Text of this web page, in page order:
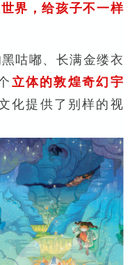
界，给孩子不一样
咕嘟、长满金缕衣
立体的敦煌奇幻宇
化提供了别样的视